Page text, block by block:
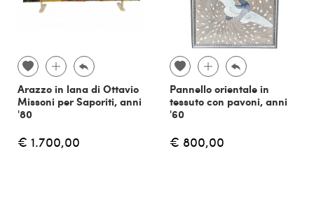
Arazzo in lana di Ottavio
Missoni per Saporiti, anni
'80
€ 1.700,00
Pannello orientale in
tessuto con pavoni, anni
'60
€ 800,00